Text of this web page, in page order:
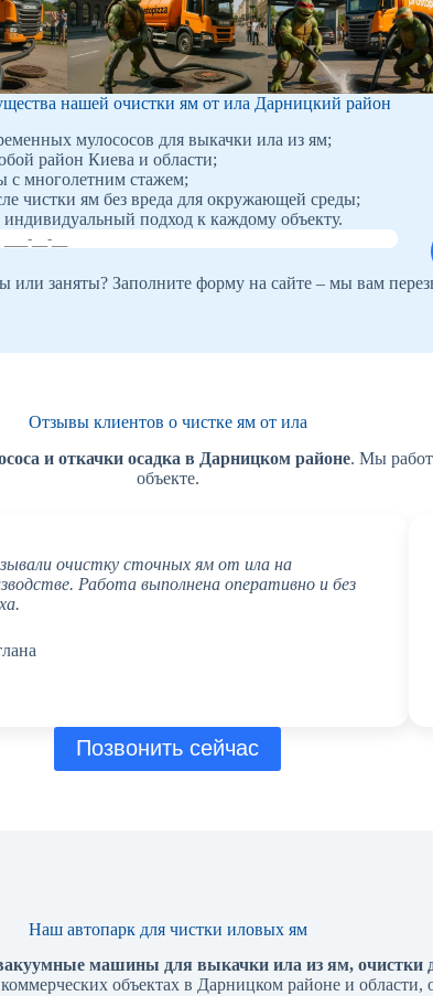
нашей очистки ям от ила Дарницкий район
мулососов для выкачки ила из ям;
район Киева и области;
с многолетним стажем;
чистки ям без вреда для окружающей среды;
подход к каждому объекту.
или заняты? Заполните форму на сайте – мы вам
Отзывы клиентов о чистке ям от ила
и откачки осадка в Дарницком районе. Мы
объекте.
очистку сточных ям от ила на
Работа выполнена оперативно и без
Позвонить сейчас
Наш автопарк для чистки иловых ям
машины для выкачки ила из ям, очистки
объектах в Дарницком районе и области,